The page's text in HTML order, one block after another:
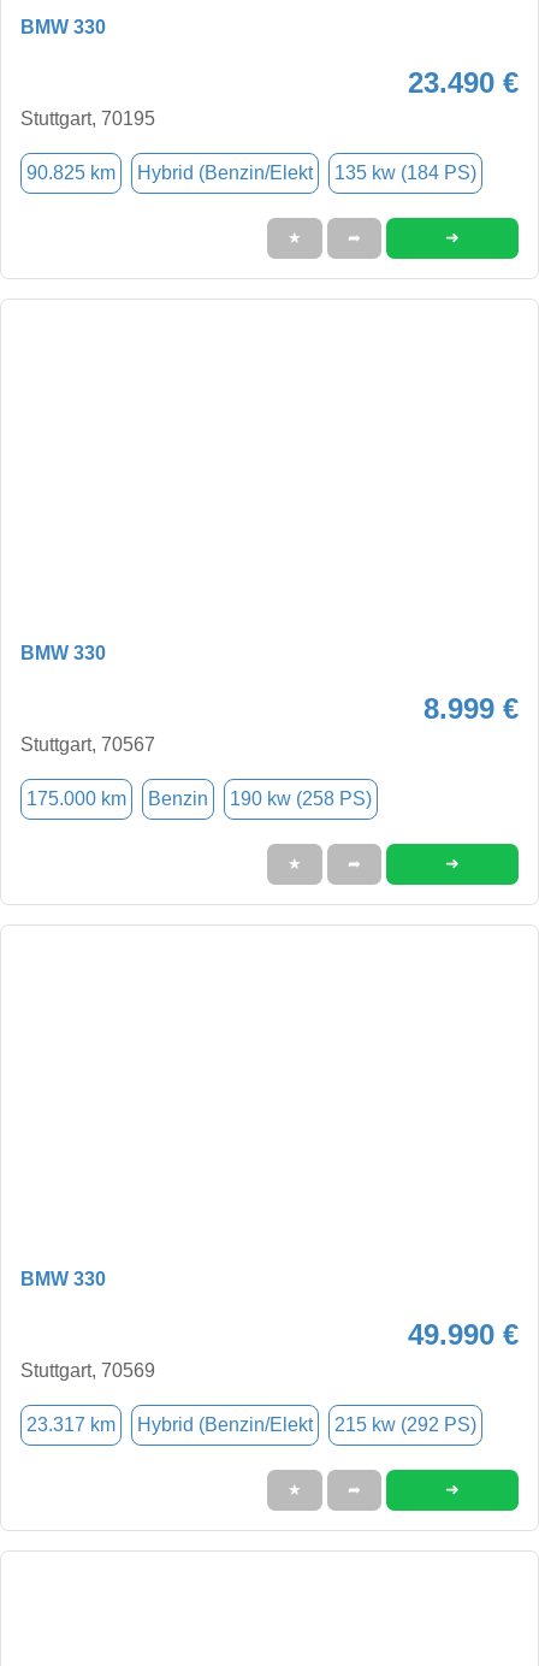
BMW 330
23.490 €
Stuttgart, 70195
90.825 km Hybrid (Benzin/Elekt 135 kw (184 PS)
★ ➦ ➜
BMW 330
8.999 €
Stuttgart, 70567
175.000 km Benzin 190 kw (258 PS)
★ ➦ ➜
BMW 330
49.990 €
Stuttgart, 70569
23.317 km Hybrid (Benzin/Elekt 215 kw (292 PS)
★ ➦ ➜